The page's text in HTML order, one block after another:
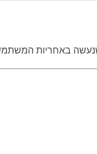
שנעשה באחריות